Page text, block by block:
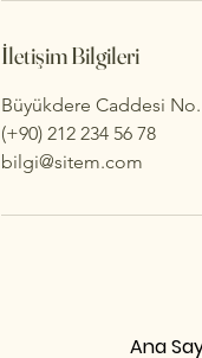
İletişim Bilgileri
Büyükdere Caddesi No.
(+90) 212 234 56 78
bilgi@sitem.com
Ana